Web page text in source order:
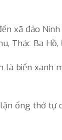
xã đảo
Thác Ba
là biển xanh
ống thở tự